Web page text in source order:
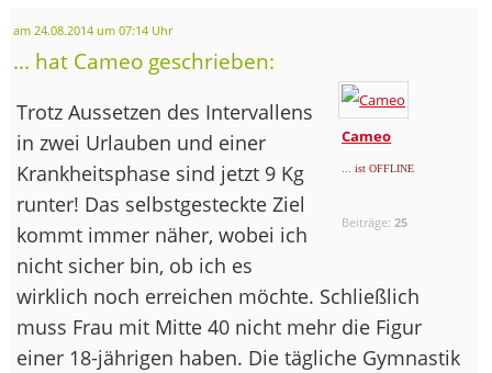
am 24.08.2014 um 07:14 Uhr
... hat Cameo geschrieben:
Cameo
... ist OFFLINE
Beiträge: 25
Trotz Aussetzen des Intervallens
in zwei Urlauben und einer
Krankheitsphase sind jetzt 9 Kg
runter! Das selbstgesteckte Ziel
kommt immer näher, wobei ich
nicht sicher bin, ob ich es
wirklich noch erreichen möchte. Schließlich
muss Frau mit Mitte 40 nicht mehr die Figur
einer 18-jährigen haben. Die tägliche Gymnastik